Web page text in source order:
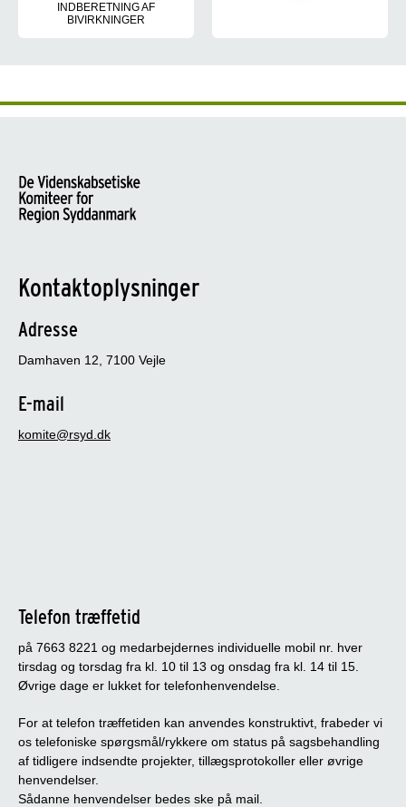
INDBERETNING AF
BIVIRKNINGER
Kontaktoplysninger
Adresse
Damhaven 12, 7100 Vejle
E-mail
komite@rsyd.dk
Telefon træffetid
på 7663 8221 og medarbejdernes individuelle mobil nr. hver
tirsdag og torsdag fra kl. 10 til 13 og onsdag fra kl. 14 til 15.
Øvrige dage er lukket for telefonhenvendelse.
For at telefon træffetiden kan anvendes konstruktivt, frabeder vi
os telefoniske spørgsmål/rykkere om status på sagsbehandling
af tidligere indsendte projekter, tillægsprotokoller eller øvrige
henvendelser.
Sådanne henvendelser bedes ske på mail.